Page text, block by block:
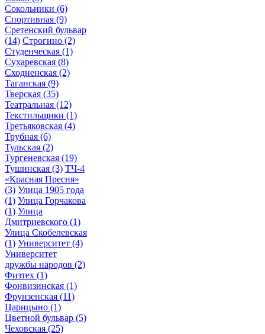
Сокольники (6)
Спортивная (9)
Сретенский бульвар
(14) Строгино (2)
Студенческая (1)
Сухаревская (8)
Сходненская (2)
Таганская (9)
Тверская (35)
Театральная (12)
Текстильщики (1)
Третьяковская (4)
Трубная (6)
Тульская (2)
Тургеневская (19)
Тушинская (3) ТЧ-4
«Красная Пресня»
(3) Улица 1905 года
(1) Улица Горчакова
(1) Улица
Дмитриевского (1)
Улица Скобелевская
(1) Университет (4)
Университет
дружбы народов (2)
Физтех (1)
Фонвизинская (1)
Фрунзенская (11)
Царицыно (1)
Цветной бульвар (5)
Чеховская (25)